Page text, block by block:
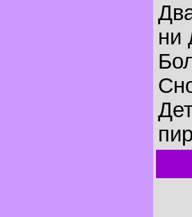
ни